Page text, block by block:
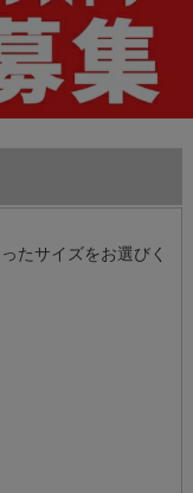
たサイズをお選びく